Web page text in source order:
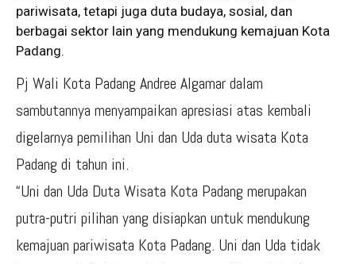
pariwisata, tetapi juga duta budaya, sosial, dan
berbagai sektor lain yang mendukung kemajuan Kota
Padang.
Pj Wali Kota Padang Andree Algamar dalam
sambutannya menyampaikan apresiasi atas kembali
digelarnya pemilihan Uni dan Uda duta wisata Kota
Padang di tahun ini.
“Uni dan Uda Duta Wisata Kota Padang merupakan
putra-putri pilihan yang disiapkan untuk mendukung
kemajuan pariwisata Kota Padang. Uni dan Uda tidak